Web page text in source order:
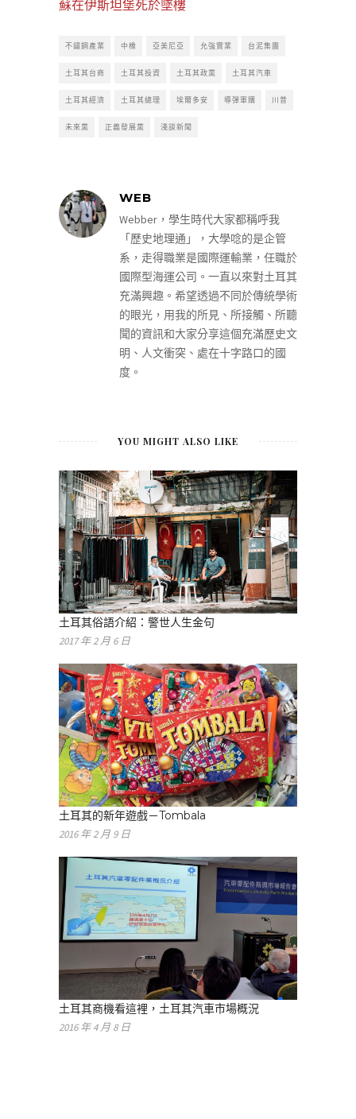
蘇在伊斯坦堡死於墜樓
不鏽鋼產業 中橡 亞美尼亞 允強實業 台泥集團
土耳其台商 土耳其投資 土耳其政黨 土耳其汽車
土耳其經濟 土耳其總理 埃爾多安 導彈軍購 川普
未來黨 正義發展黨 淺談新聞
WEB
Webber，學生時代大家都稱呼我
「歷史地理通」，大學唸的是企管
系，走得職業是國際運輸業，任職於
國際型海運公司。一直以來對土耳其
充滿興趣。希望透過不同於傳統學術
的眼光，用我的所見、所接觸、所聽
聞的資訊和大家分享這個充滿歷史文
明、人文衝突、處在十字路口的國
度。
YOU MIGHT ALSO LIKE
土耳其俗語介紹：警世人生金句
2017 年 2 月 6 日
土耳其的新年遊戲－Tombala
2016 年 2 月 9 日
土耳其商機看這裡，土耳其汽車市場概況
2016 年 4 月 8 日